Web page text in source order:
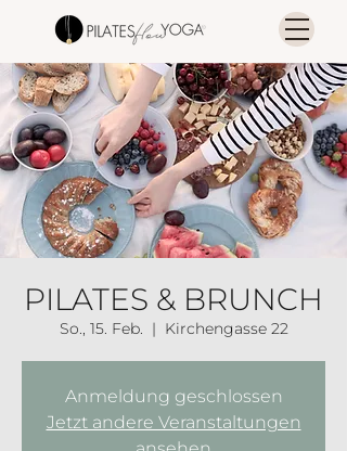
PILATES & BRUNCH
So., 15. Feb.
  |
Kirchengasse 22
Anmeldung geschlossen
Jetzt andere Veranstaltungen